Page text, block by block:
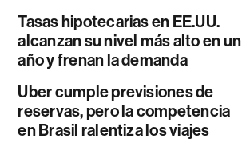
Tasas hipotecarias en EE.UU.
alcanzan su nivel más alto en un
año y frenan la demanda
Uber cumple previsiones de
reservas, pero la competencia
en Brasil ralentiza los viajes